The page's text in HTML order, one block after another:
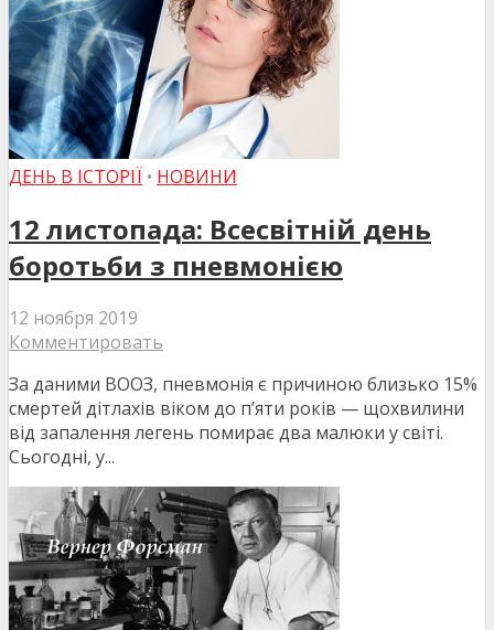
ДЕНЬ В ІСТОРІЇ • НОВИНИ
12 листопада: Всесвітній день
боротьби з пневмонією
12 ноября 2019
Комментировать
За даними ВООЗ, пневмонія є причиною близько 15%
смертей дітлахів віком до п’яти років — щохвилини
від запалення легень помирає два малюки у світі.
Сьогодні, у...